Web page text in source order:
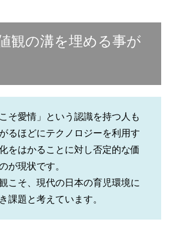
観の溝を埋める事が
そ愛情」という認識を持つ人も
るほどにテクノロジーを利用す
をはかることに対し否定的な価
が現状です。
こそ、現代の日本の育児環境に
課題と考えています。